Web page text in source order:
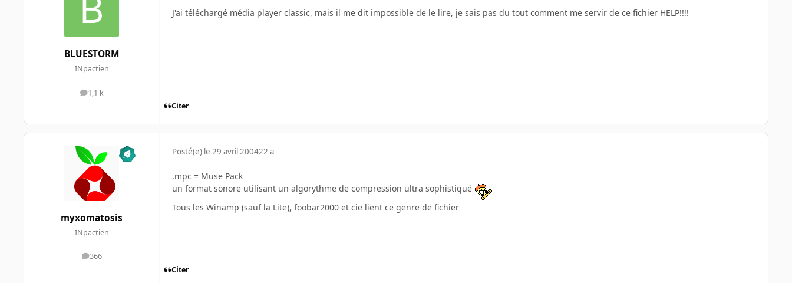
BLUESTORM
INpactien
1,1 k
messages
J'ai téléchargé média player classic, mais il me dit impossible de le lire, je sais pas du tout comment me servir de ce fichier HELP!!!!
Citer
myxomatosis
INpactien
366
messages
Posté(e) le 29 avril 200422 a
.mpc = Muse Pack
un format sonore utilisant un algorythme de compression ultra sophistiqué
Tous les Winamp (sauf la Lite), foobar2000 et cie lient ce genre de fichier
Citer